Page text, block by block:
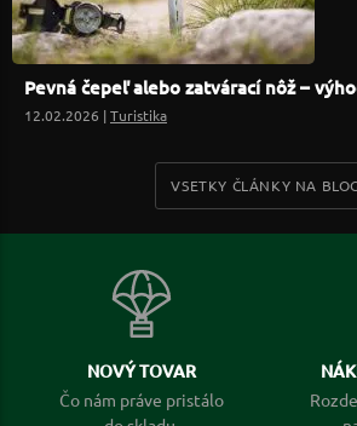
Pevná čepeľ alebo zatvárací nôž –
12.02.2026 |Turistika
VSETKY ČLÁNKY NA
NOVÝ TOVAR
Čo nám práve pristálo